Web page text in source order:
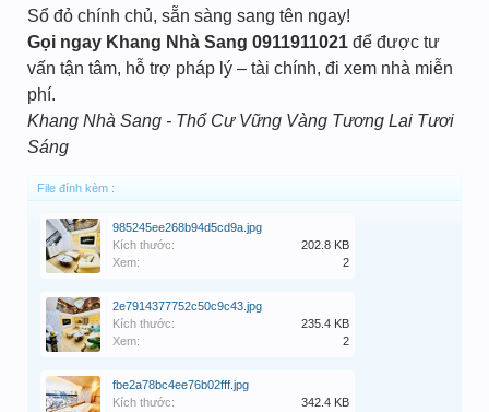
Sổ đỏ chính chủ, sẵn sàng sang tên ngay!
Gọi ngay Khang Nhà Sang 0911911021 để được tư
vấn tận tâm, hỗ trợ pháp lý – tài chính, đi xem nhà miễn
phí.
Khang Nhà Sang - Thổ Cư Vững Vàng Tương Lai Tươi
Sáng
File đính kèm :
985245ee268b94d5cd9a.jpg
Kích thước:
202.8 KB
Xem:
2
2e7914377752c50c9c43.jpg
Kích thước:
235.4 KB
Xem:
2
fbe2a78bc4ee76b02fff.jpg
Kích thước:
342.4 KB